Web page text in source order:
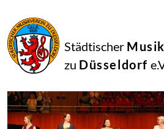
Städtischer
zu Düsseldorf
2016
Netkotec
SingPause Konzert 05.07.